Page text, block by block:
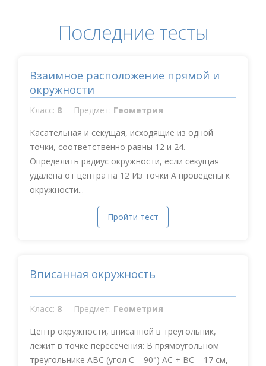
Последние тесты
Взаимное расположение прямой и
окружности
Класс: 8 Предмет: Геометрия
Касательная и секущая, исходящие из одной
точки, соответственно равны 12 и 24.
Определить радиус окружности, если секущая
удалена от центра на 12 Из точки А проведены к
окружности...
Пройти тест
Вписанная окружность
Класс: 8 Предмет: Геометрия
Центр окружности, вписанной в треугольник,
лежит в точке пересечения: В прямоугольном
треугольнике АВС (угол С = 90°) АС + ВС = 17 см,